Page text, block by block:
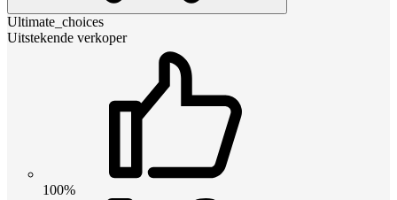
Ultimate_choices
Uitstekende verkoper
100%